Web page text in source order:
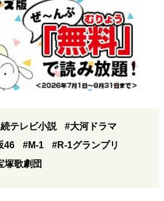
テレビ小説
#大河ドラマ
46 #M-1
#R-1グランプリ
塚歌劇団